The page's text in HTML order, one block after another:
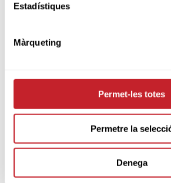
Estadístiques
Màrqueting
Permet-les totes
Permetre la
Denega
PARTNERS